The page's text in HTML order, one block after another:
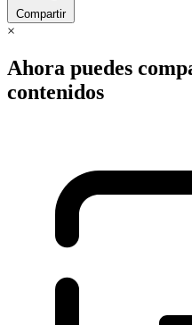
Compartir
×
Ahora puedes
contenidos